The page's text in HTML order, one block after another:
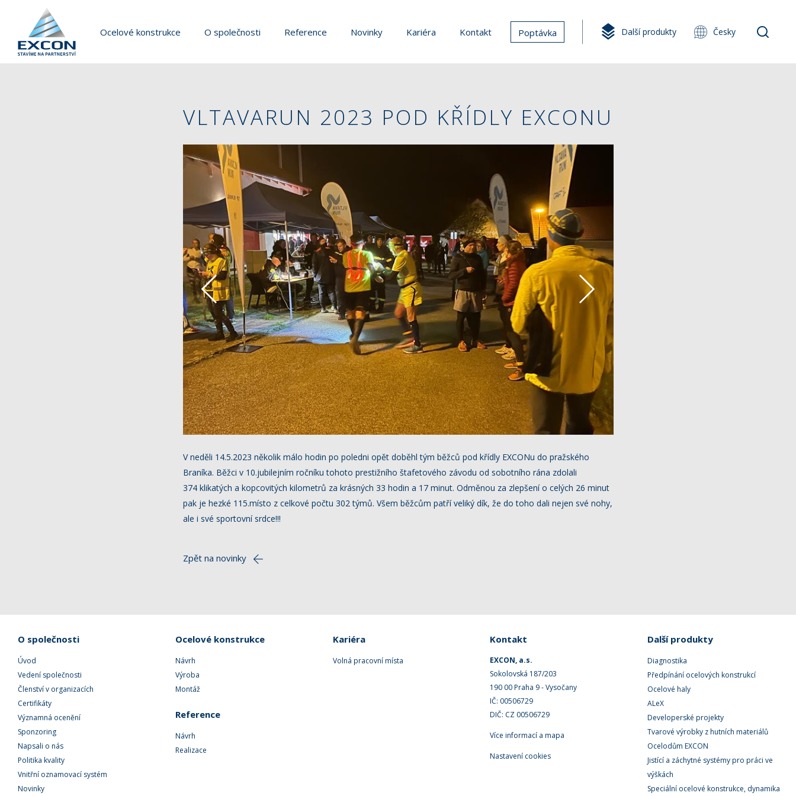
Ocelové konstrukce O společnosti Reference Novinky Kariéra Kontakt Poptávka Další produkty Česky
VLTAVARUN 2023 POD KŘÍDLY EXCONU
V neděli 14.5.2023 několik málo hodin po poledni opět doběhl tým běžců pod křídly EXCONu do pražského
Braníka. Běžci v 10.jubilejním ročníku tohoto prestižního štafetového závodu od sobotního rána zdolali
374 klikatých a kopcovitých kilometrů za krásných 33 hodin a 17 minut. Odměnou za zlepšení o celých 26 minut
pak je hezké 115.místo z celkové počtu 302 týmů. Všem běžcům patří veliký dík, že do toho dali nejen své nohy,
ale i své sportovní srdce!!!
Zpět na novinky
O společnosti
Úvod
Vedení společnosti
Členství v organizacích
Certifikáty
Významná ocenění
Sponzoring
Napsali o nás
Politika kvality
Vnitřní oznamovací systém
Novinky
Ocelové konstrukce
Návrh
Výroba
Montáž
Reference
Návrh
Realizace
Kariéra
Volná pracovní místa
Kontakt
EXCON, a.s.
Sokolovská 187/203
190 00 Praha 9 - Vysočany
IČ: 00506729
DIČ: CZ 00506729
Více informací a mapa
Nastavení cookies
Další produkty
Diagnostika
Předpínání ocelových konstrukcí
Ocelové haly
ALeX
Developerské projekty
Tvarové výrobky z hutních materiálů
Ocelodům EXCON
Jistící a záchytné systémy pro práci ve
výškách
Speciální ocelové konstrukce, dynamika